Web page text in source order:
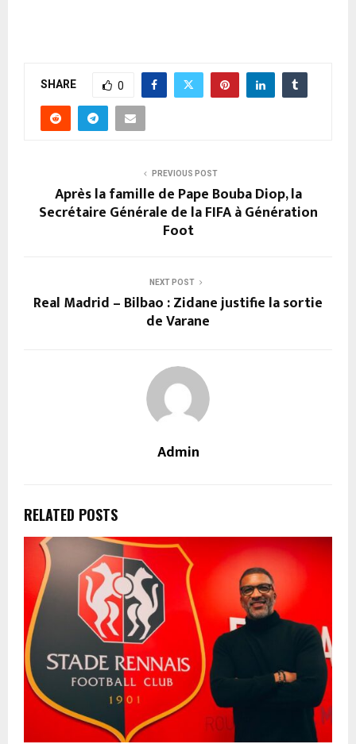
SHARE 0
PREVIOUS POST
Après la famille de Pape Bouba Diop, la
Secrétaire Générale de la FIFA à Génération
Foot
NEXT POST
Real Madrid – Bilbao : Zidane justifie la sortie
de Varane
Admin
RELATED POSTS